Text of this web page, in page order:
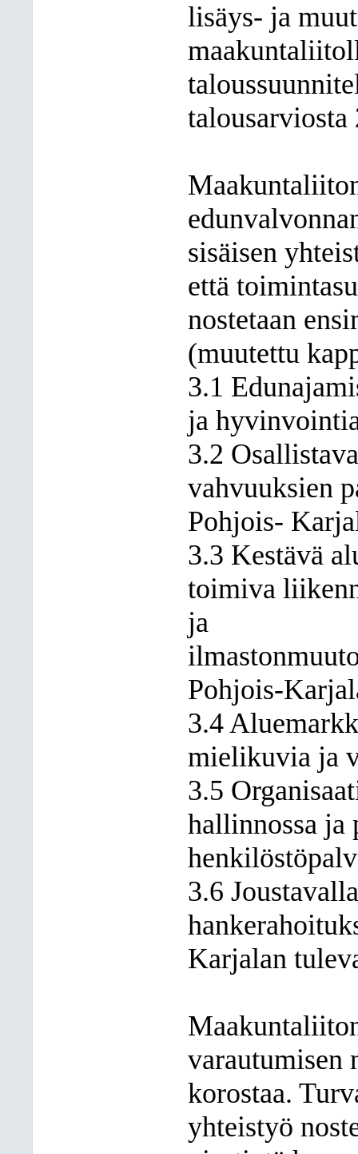
lisäys- ja
talousarviosta
sisäisen
että
nostetaan
(muutettu
3.1
ja
3.2
vahvuuksien
Pohjois-
3.3 Kestävä
toimiva
ja
Pohjois-
3.4
mielikuvia ja
3.5
hallinnossa ja
3.6
Karjalan
varautumisen
korostaa.
yhteistyö